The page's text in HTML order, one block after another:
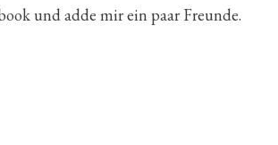
und adde mir ein paar Freunde.